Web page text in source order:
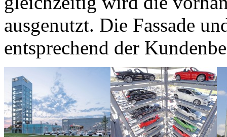
ausgenutzt. Die Fassade
entsprechend der